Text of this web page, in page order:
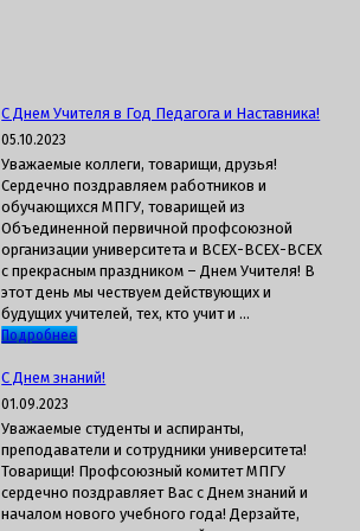
С Днем Учителя в Год Педагога и Наставника!
05.10.2023
Уважаемые коллеги, товарищи, друзья!
Сердечно поздравляем работников и
обучающихся МПГУ, товарищей из
Объединенной первичной профсоюзной
организации университета и ВСЕХ-ВСЕХ-ВСЕХ
с прекрасным праздником – Днем Учителя! В
этот день мы чествуем действующих и
будущих учителей, тех, кто учит и …
Подробнее
С Днем знаний!
01.09.2023
Уважаемые студенты и аспиранты,
преподаватели и сотрудники университета!
Товарищи! Профсоюзный комитет МПГУ
сердечно поздравляет Вас с Днем знаний и
началом нового учебного года! Дерзайте,